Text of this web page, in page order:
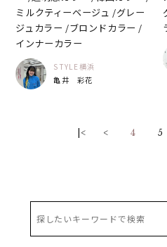
ミルクティーベージュ /グレー
ジュカラー /ブロンドカラー /
インナーカラー
STYLE横浜
亀井 彩花
|< < 4 5